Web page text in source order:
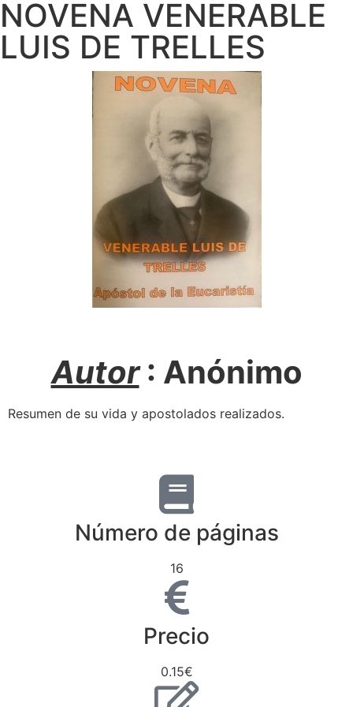
NOVENA VENERABLE
LUIS DE TRELLES
Autor: Anónimo
Resumen de su vida y apostolados realizados.
Número de páginas
16
Precio
0.15€